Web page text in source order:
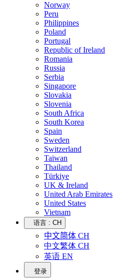
Norway
Peru
Philippines
Poland
Portugal
Republic of Ireland
Romania
Russia
Serbia
Singapore
Slovakia
Slovenia
South Africa
South Korea
Spain
Sweden
Switzerland
Taiwan
Thailand
Türkiye
UK & Ireland
United Arab Emirates
United States
Vietnam
语言 : CH
中文简体 CH
中文繁体 CH
英语 EN
登录